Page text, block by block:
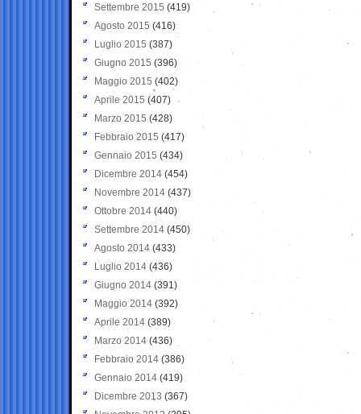
Settembre 2015 (419)
Agosto 2015 (416)
Luglio 2015 (387)
Giugno 2015 (396)
Maggio 2015 (402)
Aprile 2015 (407)
Marzo 2015 (428)
Febbraio 2015 (417)
Gennaio 2015 (434)
Dicembre 2014 (454)
Novembre 2014 (437)
Ottobre 2014 (440)
Settembre 2014 (450)
Agosto 2014 (433)
Luglio 2014 (436)
Giugno 2014 (391)
Maggio 2014 (392)
Aprile 2014 (389)
Marzo 2014 (436)
Febbraio 2014 (386)
Gennaio 2014 (419)
Dicembre 2013 (367)